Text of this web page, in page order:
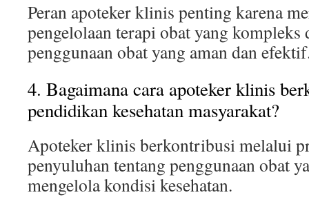
Peran apoteker klinis penting karena
pengelolaan terapi obat yang kompleks
penggunaan obat yang aman dan
4. Bagaimana cara apoteker klinis
pendidikan kesehatan masyarakat?
Apoteker klinis berkontribusi melalui
penyuluhan tentang penggunaan obat
mengelola kondisi kesehatan.